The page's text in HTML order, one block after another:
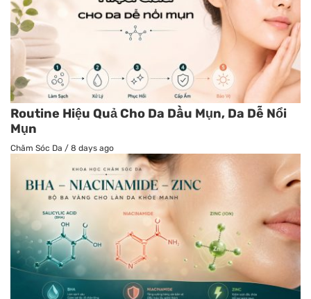
Routine Hiệu Quả Cho Da Dầu Mụn, Da Dễ Nổi
Mụn
Chăm Sóc Da / 8 days ago